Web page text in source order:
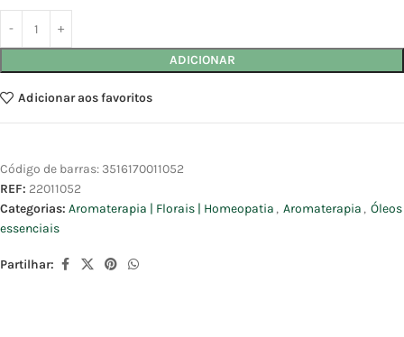
ADICIONAR
Adicionar aos favoritos
Código de barras: 3516170011052
REF: 22011052
Categorias: Aromaterapia | Florais | Homeopatia , Aromaterapia , Óleos
essenciais
Partilhar: